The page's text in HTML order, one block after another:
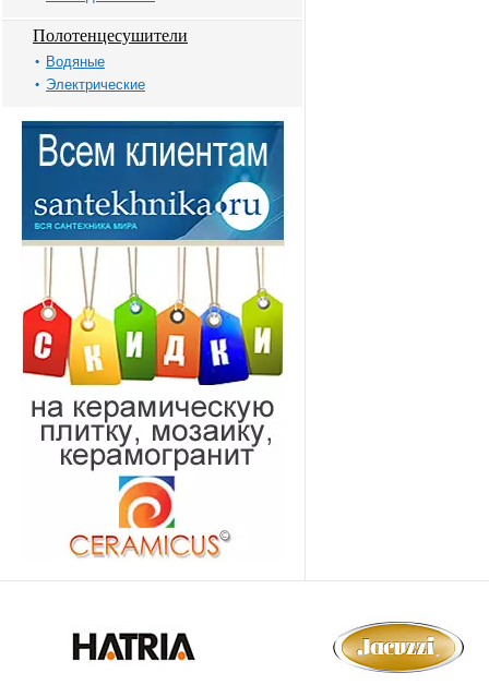
Полотенцесушители
Водяные
Электрические